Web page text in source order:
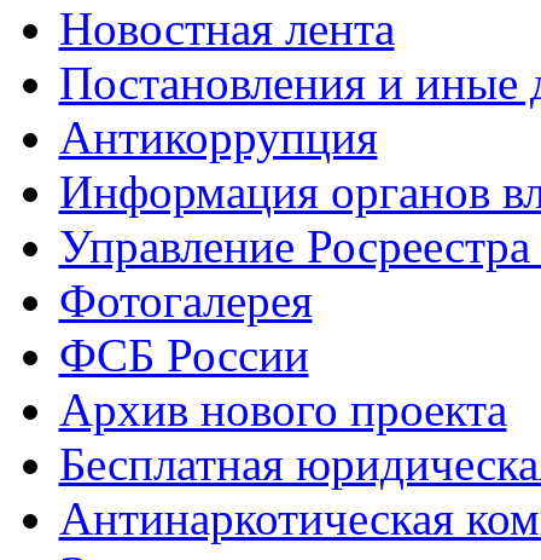
Новостная лента
Постановления и иные
Антикоррупция
Информация органов
Управление
Фотогалерея
ФСБ России
Архив нового проекта
Бесплатная
Антинаркотическая